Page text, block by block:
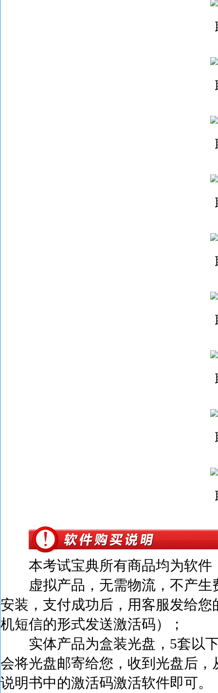
本考试宝典所有商品均为软件
虚拟产品，无需物流，不产
安装，支付成功后， 用客服发给您
机短信的形式发送激活码）；
实体产品为盒装光盘，5套以
会将光盘邮寄给您，收到光盘后
说明书中的激活码激活软件即可。